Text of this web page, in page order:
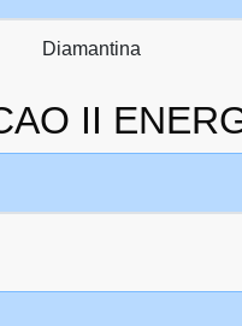
Diamantina
II